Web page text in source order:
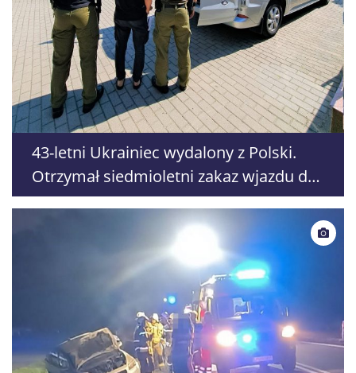
43-letni Ukrainiec wydalony z Polski.
Otrzymał siedmioletni zakaz wjazdu do
strefy Schengen